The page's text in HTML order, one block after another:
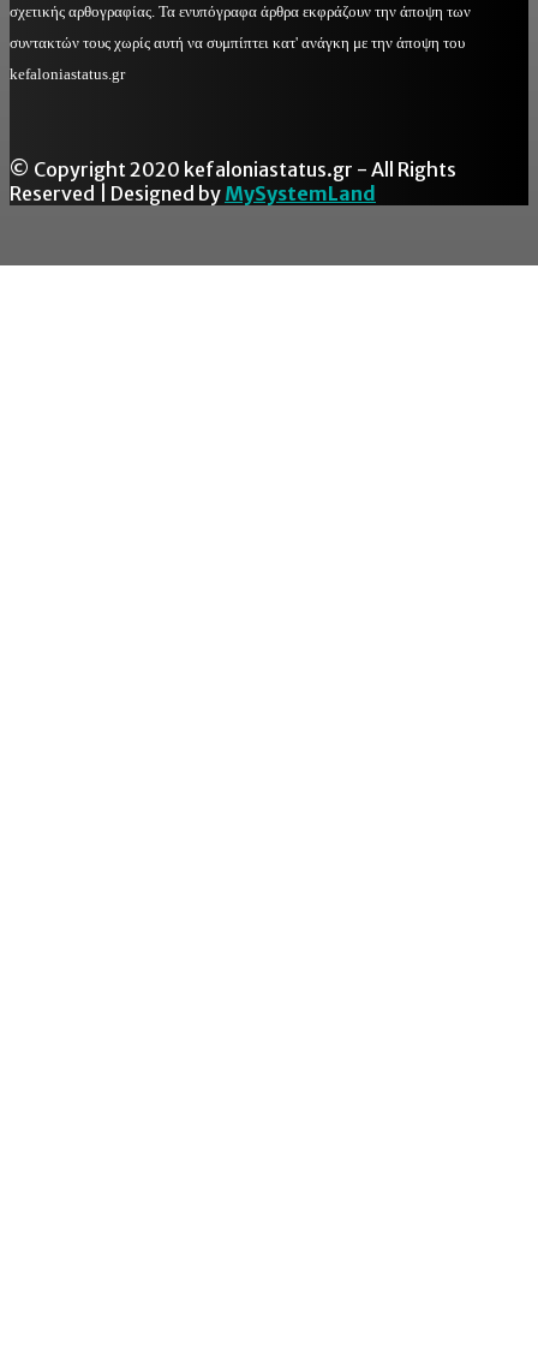
σχετικής αρθογραφίας. Τα ενυπόγραφα άρθρα εκφράζουν την άποψη των
συντακτών τους χωρίς αυτή να συμπίπτει κατ' ανάγκη με την άποψη του
kefaloniastatus.gr
© Copyright 2020 kefaloniastatus.gr - All Rights
Reserved | Designed by MySystemLand